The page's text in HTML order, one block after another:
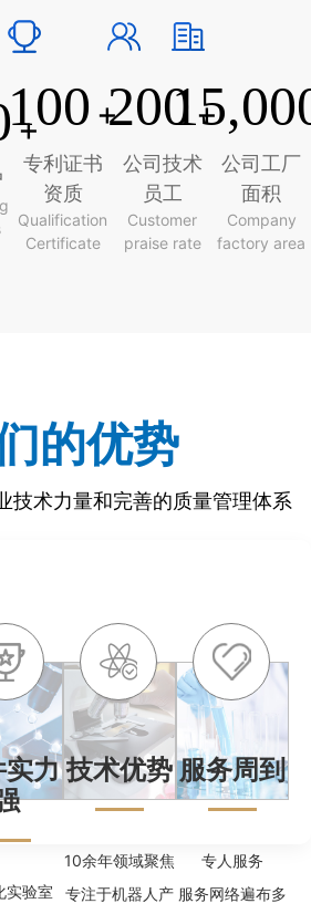
+
100 +
专利证书
资质
Qualification
Certificate
200+
公司技术
员工
Customer
praise rate
公司工厂
面积
Company
factory area
的优势
技术力量和完善的质量管理体系
实力
实验室
技术优势
10余年领域聚焦
专注于机器人产
服务周到
专人服务
服务网络遍布多